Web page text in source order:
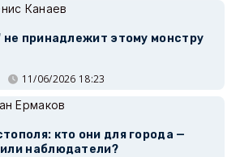
Канаев
не принадлежит этому монстру
11/06/2026 18:23
Ермаков
кто они для города —
наблюдатели?